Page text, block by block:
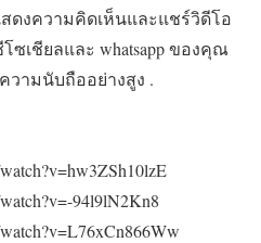
ดงความคิดเห็นและแชร์วิดีโอ
เชียลและ whatsapp ของคุณ
ามนับถืออย่างสูง .
94l9lN2Kn8